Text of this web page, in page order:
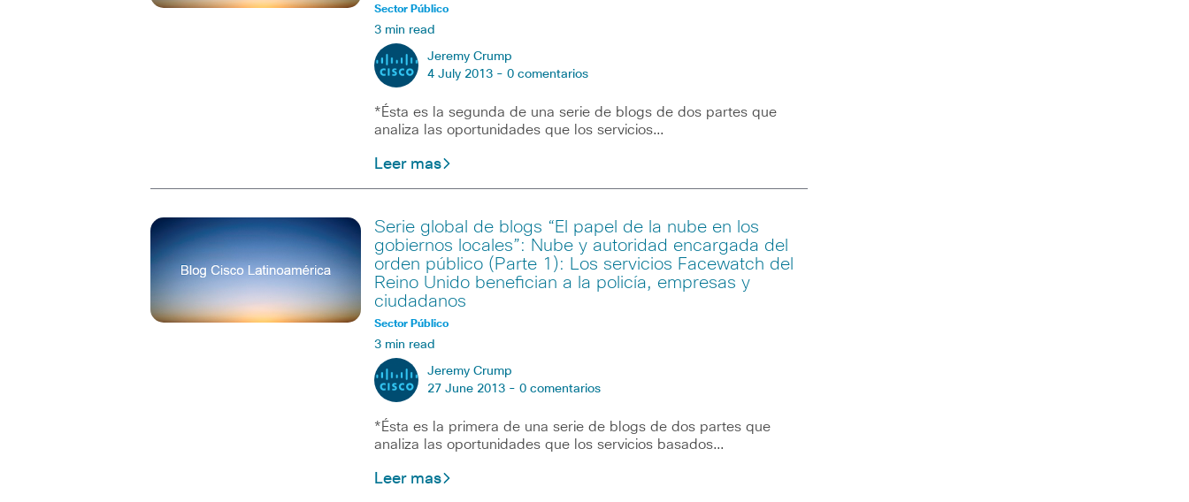
Sector Público
3 min read
Jeremy Crump
4 July 2013 - 0 comentarios
*Ésta es la segunda de una serie de blogs de dos partes que
analiza las oportunidades que los servicios…
Leer mas
Serie global de blogs “El papel de la nube en los
gobiernos locales”: Nube y autoridad encargada del
orden público (Parte 1): Los servicios Facewatch del
Reino Unido benefician a la policía, empresas y
ciudadanos
Sector Público
3 min read
Jeremy Crump
27 June 2013 - 0 comentarios
*Ésta es la primera de una serie de blogs de dos partes que
analiza las oportunidades que los servicios basados…
Leer mas